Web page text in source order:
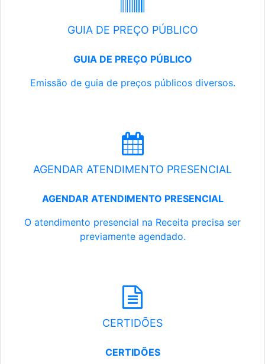
GUIA DE PREÇO PÚBLICO
GUIA DE PREÇO PÚBLICO
Emissão de guia de preços públicos diversos.
AGENDAR ATENDIMENTO PRESENCIAL
AGENDAR ATENDIMENTO PRESENCIAL
O atendimento presencial na Receita precisa ser
previamente agendado.
CERTIDÕES
CERTIDÕES